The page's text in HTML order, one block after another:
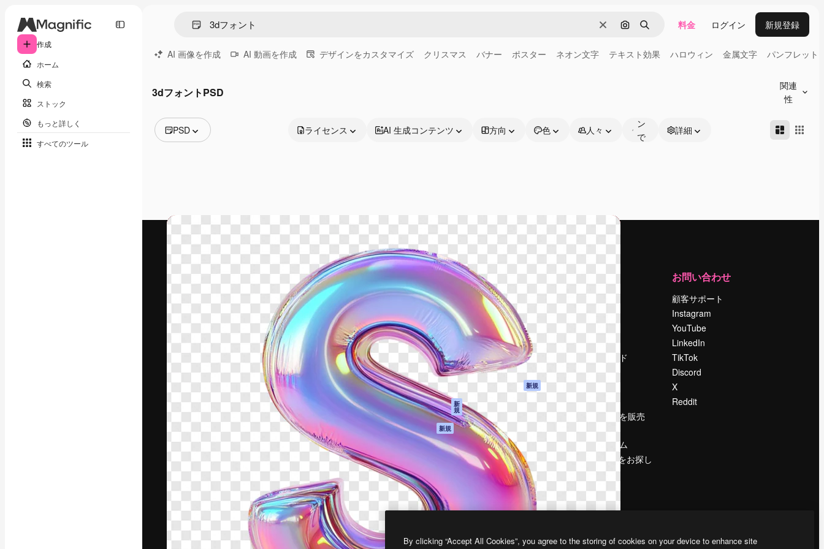
作成
ホーム
検索
ストック
もっと詳しく
すべてのツール
消去 画像で検索
検索 料金 ログイン 新規登録
AI 画像を作成 AI 動画を作成 デザインをカスタマイズ クリスマス バナー ポスター ネオン文字 テキスト効果 ハロウィン 金属文字 パンフレット
3dフォントPSD
関連
性
PSD
動画
アイコン
3D モデル
フォント
ライセンス AI 生成コンテンツ 方向 色 人々
ン
で
詳細
最高のクリエイティブ制作を導くためのプラ
ットフォーム。クリエイター、企業、代理
店、スタジオを含む100万人以上が利用して
います。
日本語
製品
Spaces
AI アシスタント
AI 画像生成ツール
AI 動画生成ツール
AI 音声合成ツール
ストックコンテン
ツ
Claude/ChatGPT
向けMCP
新
規
エージェント 新規
モバイルアプリ
すべてのMagnificツ
ール
はじめに
Academy
ドキュメント
サポート
利用規約
プライバシーポリ
シー
オリジナル 新規
クッキーポリシー
トラストセンター
アフィリエイト
法人向け
運営
会社概要
採用情報
検索トレンド
ブログ
Slidesgo
コンテンツを販売
する
プレスルーム
magnific.aiをお探し
ですか？
お問い合わせ
顧客サポート
Instagram
YouTube
LinkedIn
TikTok
Discord
X
Reddit
Copyright © 2010-2026Freepik Company S.L.U.無断複写・転載を禁じます
By clicking “Accept All Cookies”, you agree to the storing of cookies on your device to enhance site